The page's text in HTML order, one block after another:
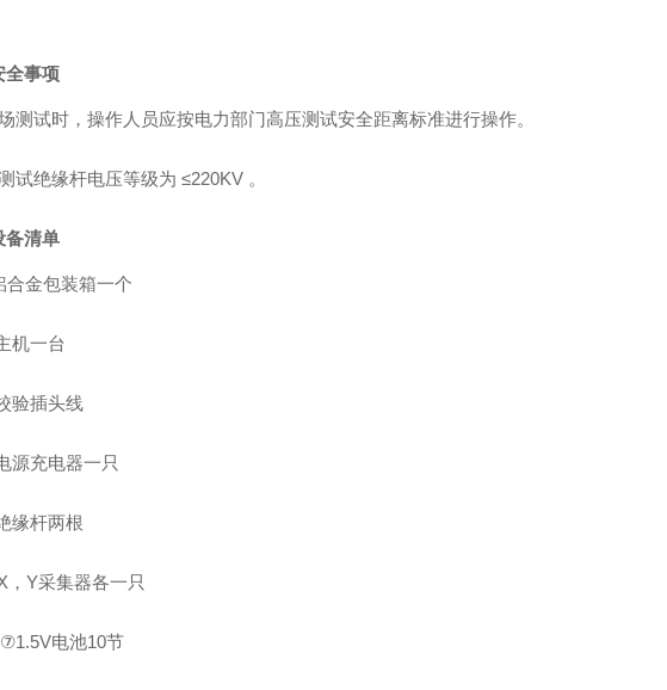
全事项
测试时，操作人员应按电力部门高压测试安全距离标准进行操作。
试绝缘杆电压等级为 ≤220KV 。
备清单
金包装箱一个
机一台
验插头线
源充电器一只
缘杆两根
， Y采集器各一只
⑦1.5V电池10节